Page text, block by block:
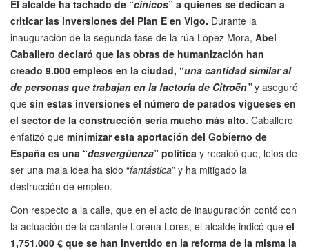
El alcalde ha tachado de “cínicos” a quienes se dedican a
criticar las inversiones del Plan E en Vigo. Durante la
inauguración de la segunda fase de la rúa López Mora, Abel
Caballero declaró que las obras de humanización han
creado 9.000 empleos en la ciudad, “una cantidad similar al
de personas que trabajan en la factoría de Citroën”y aseguró
que sin estas inversiones el número de parados vigueses en
el sector de la construcción sería mucho más alto. Caballero
enfatizó que minimizar esta aportación del Gobierno de
España es una “desvergüenza” política y recalcó que, lejos de
ser una mala idea ha sido “fantástica” y ha mitigado la
destrucción de empleo.
Con respecto a la calle, que en el acto de inauguración contó con
la actuación de la cantante Lorena Lores, el alcalde indicó que el
1,751.000 € que se han invertido en la reforma de la misma la